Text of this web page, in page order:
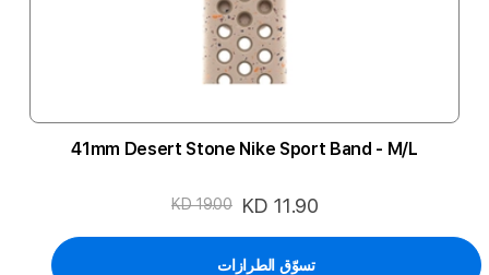
41mm Desert Stone Nike Sport Band - M/L
السعر
KD 11.90
KD 19.00
تسوّق الطرازات